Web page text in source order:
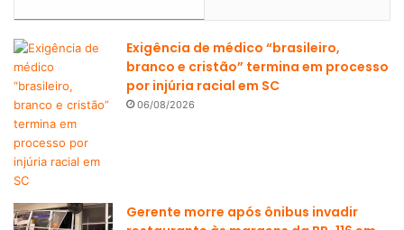
Exigência de médico “brasileiro,
branco e cristão” termina em processo
por injúria racial em SC
06/08/2026
Gerente morre após ônibus invadir